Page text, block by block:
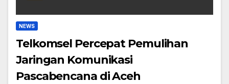
NEWS
Telkomsel Percepat Pemulihan
Jaringan Komunikasi
Pascabencana di Aceh